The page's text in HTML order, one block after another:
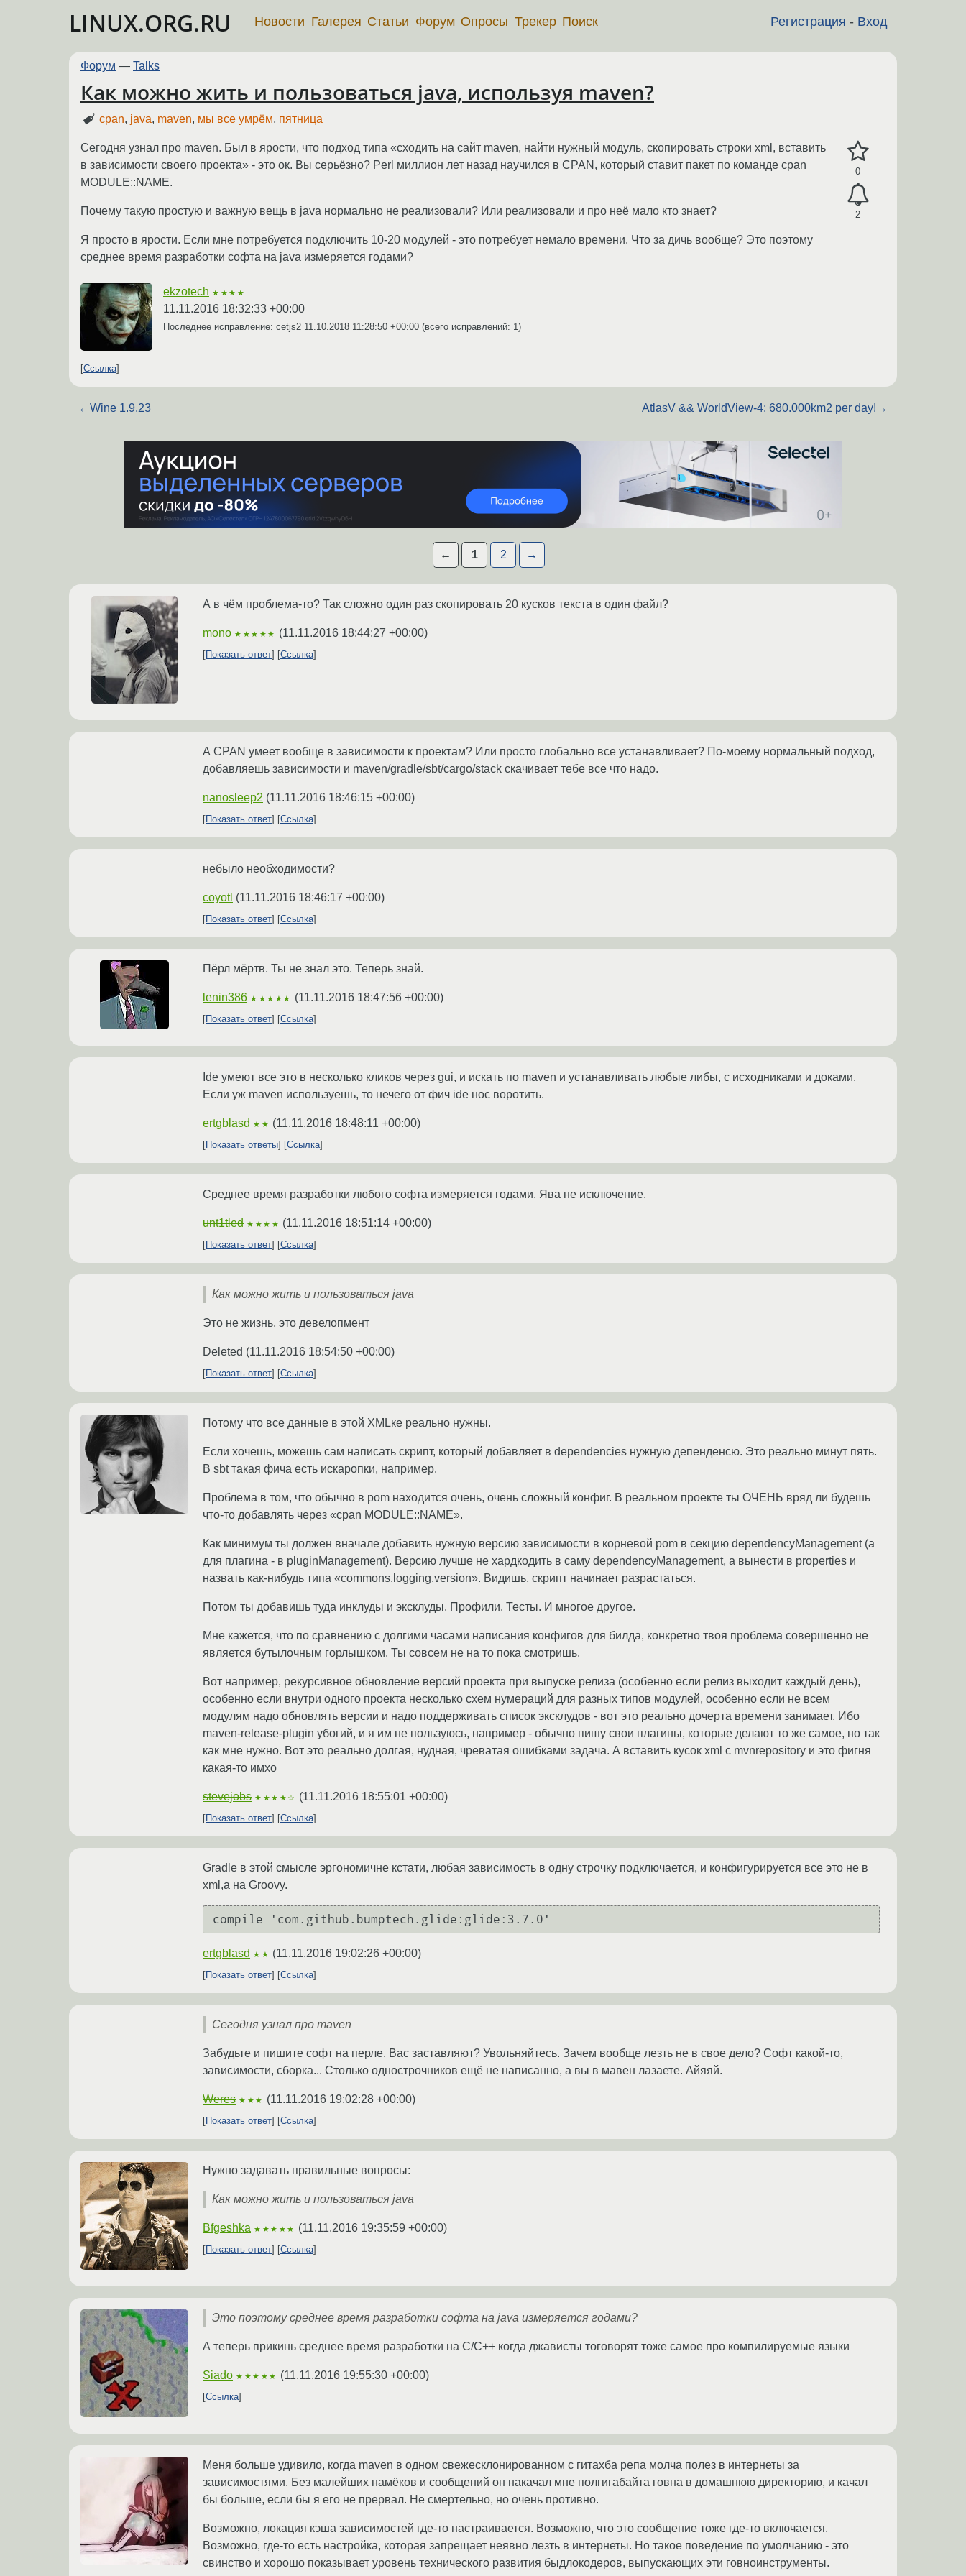
LINUX.ORG.RU Регистрация - Вход
Новости Галерея Статьи Форум Опросы Трекер Поиск
Форум — Talks
Как можно жить и пользоваться java, используя maven?
cpan, java, maven, мы все умрём, пятница
0
2
Сегодня узнал про maven. Был в ярости, что подход типа «сходить на сайт maven, найти нужный модуль, скопировать строки xml, вставить
в зависимости своего проекта» - это ок. Вы серьёзно? Perl миллион лет назад научился в CPAN, который ставит пакет по команде cpan
MODULE::NAME.
Почему такую простую и важную вещь в java нормально не реализовали? Или реализовали и про неё мало кто знает?
Я просто в ярости. Если мне потребуется подключить 10-20 модулей - это потребует немало времени. Что за дичь вообще? Это поэтому
среднее время разработки софта на java измеряется годами?
ekzotech ★★★★
11.11.2016 18:32:33 +00:00
Последнее исправление: cetjs2 11.10.2018 11:28:50 +00:00 (всего исправлений: 1)
Ссылка
←Wine 1.9.23 AtlasV && WorldView-4: 680.000km2 per day! →
← 1 2 →
А в чём проблема-то? Так сложно один раз скопировать 20 кусков текста в один файл?
mono ★★★★★ (11.11.2016 18:44:27 +00:00)
Показать ответ Ссылка
А CPAN умеет вообще в зависимости к проектам? Или просто глобально все устанавливает? По-моему нормальный подход,
добавляешь зависимости и maven/gradle/sbt/cargo/stack скачивает тебе все что надо.
nanosleep2 (11.11.2016 18:46:15 +00:00)
Показать ответ Ссылка
небыло необходимости?
coyotl (11.11.2016 18:46:17 +00:00)
Показать ответ Ссылка
Пёрл мёртв. Ты не знал это. Теперь знай.
lenin386 ★★★★★ (11.11.2016 18:47:56 +00:00)
Показать ответ Ссылка
Ide умеют все это в несколько кликов через gui, и искать по maven и устанавливать любые либы, с исходниками и доками.
Если уж maven используешь, то нечего от фич ide нос воротить.
ertgblasd ★★ (11.11.2016 18:48:11 +00:00)
Показать ответы Ссылка
Среднее время разработки любого софта измеряется годами. Ява не исключение.
unt1tled ★★★★ (11.11.2016 18:51:14 +00:00)
Показать ответ Ссылка
Как можно жить и пользоваться java
Это не жизнь, это девелопмент
Deleted (11.11.2016 18:54:50 +00:00)
Показать ответ Ссылка
Потому что все данные в этой XMLке реально нужны.
Если хочешь, можешь сам написать скрипт, который добавляет в dependencies нужную депенденсю. Это реально минут пять.
В sbt такая фича есть искаропки, например.
Проблема в том, что обычно в pom находится очень, очень сложный конфиг. В реальном проекте ты ОЧЕНЬ вряд ли будешь
что-то добавлять через «cpan MODULE::NAME».
Как минимум ты должен вначале добавить нужную версию зависимости в корневой pom в секцию dependencyManagement (а
для плагина - в pluginManagement). Версию лучше не хардкодить в саму dependencyManagement, а вынести в properties и
назвать как-нибудь типа «commons.logging.version». Видишь, скрипт начинает разрастаться.
Потом ты добавишь туда инклуды и эксклуды. Профили. Тесты. И многое другое.
Мне кажется, что по сравнению с долгими часами написания конфигов для билда, конкретно твоя проблема совершенно не
является бутылочным горлышком. Ты совсем не на то пока смотришь.
Вот например, рекурсивное обновление версий проекта при выпуске релиза (особенно если релиз выходит каждый день),
особенно если внутри одного проекта несколько схем нумераций для разных типов модулей, особенно если не всем
модулям надо обновлять версии и надо поддерживать список эксклудов - вот это реально дочерта времени занимает. Ибо
maven-release-plugin убогий, и я им не пользуюсь, например - обычно пишу свои плагины, которые делают то же самое, но так
как мне нужно. Вот это реально долгая, нудная, чреватая ошибками задача. А вставить кусок xml с mvnrepository и это фигня
какая-то имхо
stevejobs ★★★★☆ (11.11.2016 18:55:01 +00:00)
Показать ответ Ссылка
Gradle в этой смысле эргономичне кстати, любая зависимость в одну строчку подключается, и конфигурируется все это не в
xml,а на Groovy.
compile 'com.github.bumptech.glide:glide:3.7.0'
ertgblasd ★★ (11.11.2016 19:02:26 +00:00)
Показать ответ Ссылка
Сегодня узнал про maven
Забудьте и пишите софт на перле. Вас заставляют? Увольняйтесь. Зачем вообще лезть не в свое дело? Софт какой-то,
зависимости, сборка... Столько однострочников ещё не написанно, а вы в мавен лазаете. Айяяй.
Weres ★★★ (11.11.2016 19:02:28 +00:00)
Показать ответ Ссылка
Нужно задавать правильные вопросы:
Как можно жить и пользоваться java
Bfgeshka ★★★★★ (11.11.2016 19:35:59 +00:00)
Показать ответ Ссылка
Это поэтому среднее время разработки софта на java измеряется годами?
А теперь прикинь среднее время разработки на С/С++ когда джависты тоговорят тоже самое про компилируемые языки
Siado ★★★★★ (11.11.2016 19:55:30 +00:00)
Ссылка
Меня больше удивило, когда maven в одном свежесклонированном с гитахба репа молча полез в интернеты за
зависимостями. Без малейших намёков и сообщений он накачал мне полгигабайта говна в домашнюю директорию, и качал
бы больше, если бы я его не прервал. Не смертельно, но очень противно.
Возможно, локация кэша зависимостей где-то настраивается. Возможно, что это сообщение тоже где-то включается.
Возможно, где-то есть настройка, которая запрещает неявно лезть в интернеты. Но такое поведение по умолчанию - это
свинство и хорошо показывает уровень технического развития быдлокодеров, выпускающих эти говноинструменты.